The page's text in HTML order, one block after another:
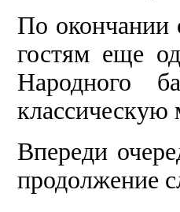
По окончании
го­стям еще
Народного
классическую
Впереди
про­должение